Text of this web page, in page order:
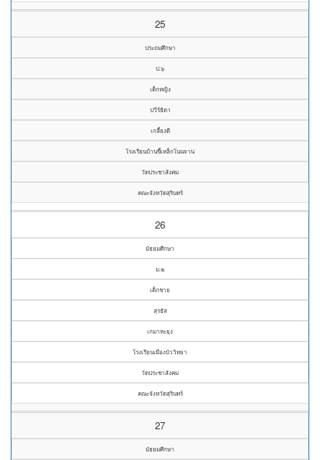
25
ประถมศึกษา
ป.๖
เด็กหญิง
ปวีร์ธิดา
เกลี้ยงดี
โรงเรียนบ้านขี้เหล็กโนนจาน
วัดประชาสังคม
คณะจังหวัดสุรินทร์
26
มัธยมศึกษา
ม.๒
เด็กชาย
สุรธัส
เกมาหะยุง
โรงเรียนเมืองบัววิทยา
วัดประชาสังคม
คณะจังหวัดสุรินทร์
27
มัธยมศึกษา